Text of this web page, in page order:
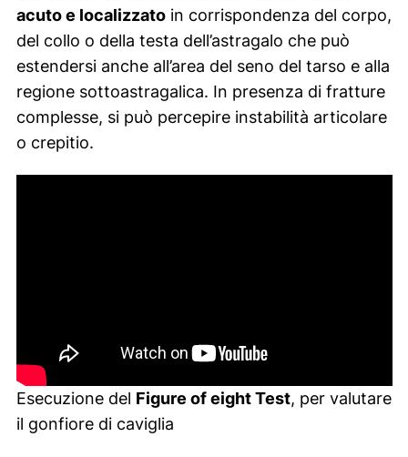
acuto e localizzatoin corrispondenza del corpo,
del collo o della testa dell’astragalo che può
estendersi anche all’area del seno del tarso e alla
regione sottoastragalica. In presenza di fratture
complesse, si può percepire instabilità articolare
o crepitio.
Esecuzione del Figure of eight Test, per valutare
il gonfiore di caviglia